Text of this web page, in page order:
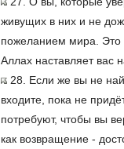
живущих в них и не
пожеланием мира. Это
Аллах наставляет вас
28. Если же вы не
входите, пока не
потребуют, чтобы вы
как возвращение -